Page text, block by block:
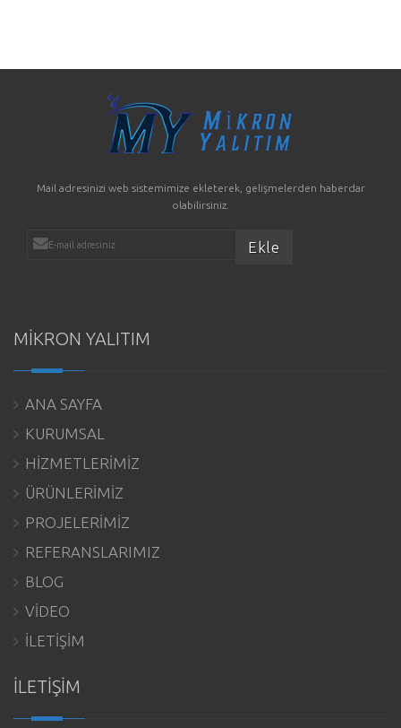
Mail adresinizi web sistemimize ekleterek, gelişmelerden haberdar
olabilirsiniz.
MİKRON YALITIM
ANA SAYFA
KURUMSAL
HİZMETLERİMİZ
ÜRÜNLERİMİZ
PROJELERİMİZ
REFERANSLARIMIZ
BLOG
VİDEO
İLETİŞİM
İLETİŞİM